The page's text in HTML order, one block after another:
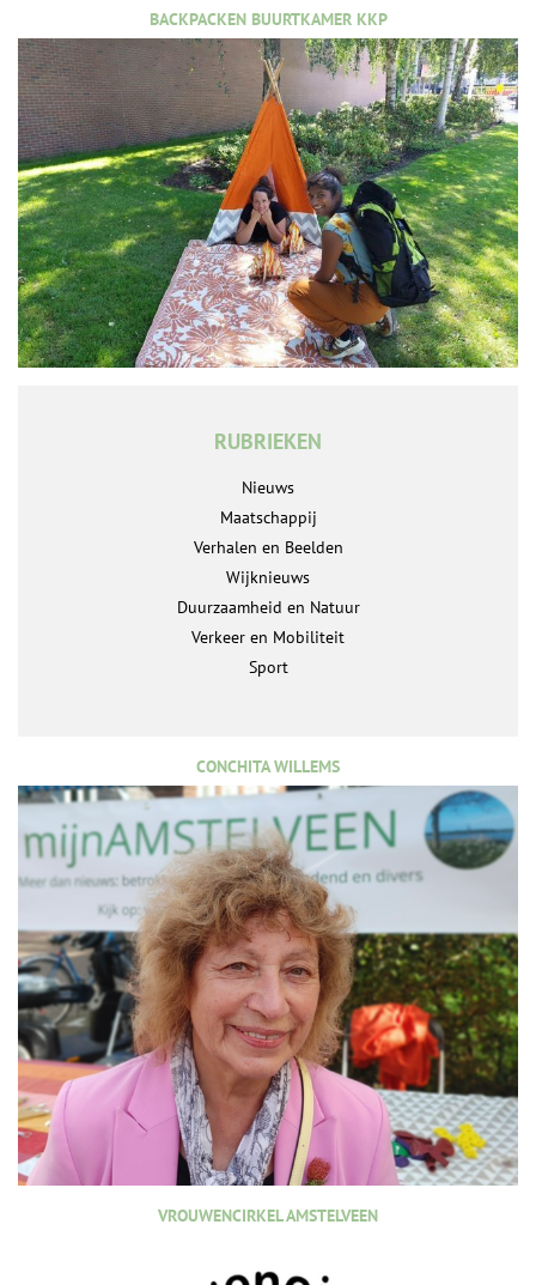
BACKPACKEN BUURTKAMER KKP
RUBRIEKEN
Nieuws
Maatschappij
Verhalen en Beelden
Wijknieuws
Duurzaamheid en Natuur
Verkeer en Mobiliteit
Sport
CONCHITA WILLEMS
VROUWENCIRKEL AMSTELVEEN